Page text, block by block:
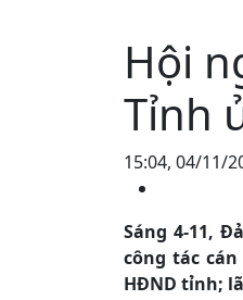
Hội
Tỉnh
15:04, 04/11/
Sáng 4-11,
công tác
HĐND tỉnh;